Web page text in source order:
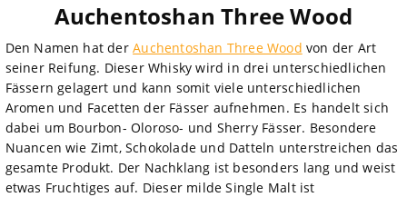
Auchentoshan Three Wood
Den Namen hat derAuchentoshan Three Wood von der Art
seiner Reifung. Dieser Whisky wird in drei unterschiedlichen
Fässern gelagert und kann somit viele unterschiedlichen
Aromen und Facetten der Fässer aufnehmen. Es handelt sich
dabei um Bourbon- Oloroso- und Sherry Fässer. Besondere
Nuancen wie Zimt, Schokolade und Datteln unterstreichen das
gesamte Produkt. Der Nachklang ist besonders lang und weist
etwas Fruchtiges auf. Dieser milde Single Malt ist